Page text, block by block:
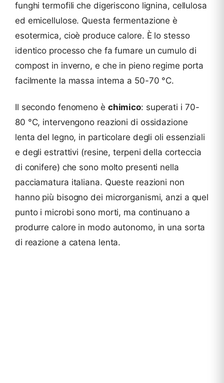
funghi termofili che digeriscono lignina, cellulosa
ed emicellulose. Questa fermentazione è
esotermica, cioè produce calore. È lo stesso
identico processo che fa fumare un cumulo di
compost in inverno, e che in pieno regime porta
facilmente la massa interna a 50-70 °C.
Il secondo fenomeno è chimico: superati i 70-
80 °C, intervengono reazioni di ossidazione
lenta del legno, in particolare degli oli essenziali
e degli estrattivi (resine, terpeni della corteccia
di conifere) che sono molto presenti nella
pacciamatura italiana. Queste reazioni non
hanno più bisogno dei microrganismi, anzi a quel
punto i microbi sono morti, ma continuano a
produrre calore in modo autonomo, in una sorta
di reazione a catena lenta.